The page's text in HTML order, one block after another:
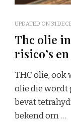
UPDATED ON 31
Thc olie
risico’s
THC olie, ook
olie die wordt
bevat
bekend om …